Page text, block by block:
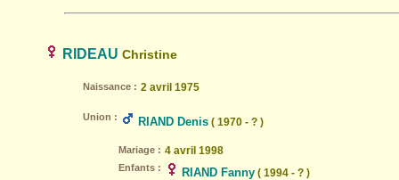
RIDEAU Christine
Naissance : 2 avril 1975
Union : RIAND Denis ( 1970 - ? )
Mariage : 4 avril 1998
Enfants : RIAND Fanny ( 1994 - ? )